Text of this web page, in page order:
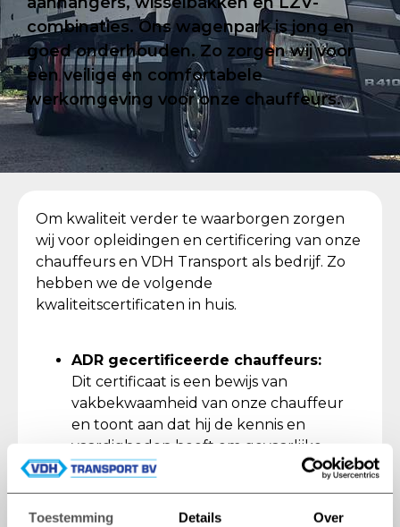
Toestemming Details Over
combinaties. Ons wagenpark is jong en
goed onderhouden. Zo zorgen wij voor
een veilige en comfortabele
werkomgeving voor onze chauffeurs.
Om kwaliteit verder te waarborgen zorgen
wij voor opleidingen en certificering van onze
chauffeurs en VDH Transport als bedrijf. Zo
hebben we de volgende
kwaliteitscertificaten in huis.
ADR gecertificeerde chauffeurs:
Dit certificaat is een bewijs van
vakbekwaamheid van onze chauffeur
en toont aan dat hij de kennis en
vaardigheden heeft om gevaarlijke
stoffen veilig te transporteren.
GDP gecertificeerde chauffeurs:
Chauffeurs met dit certificaat zijn